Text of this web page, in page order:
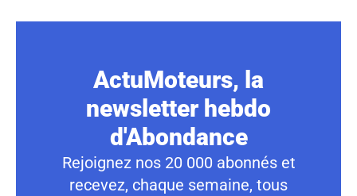
ActuMoteurs, la
newsletter hebdo
d'Abondance
Rejoignez nos 20 000 abonnés et
recevez, chaque semaine, tous